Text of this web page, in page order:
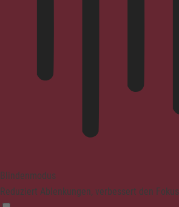
Blindenmodus
Reduziert Ablenkungen, verbessert den Fokus